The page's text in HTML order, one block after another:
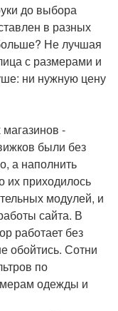
до выбора
в разных
Не лучшая
с размерами и
ни нужную цену
-
были без
а наполнить
их приходилось
модулей, и
сайта. В
работает без
обойтись. Сотни
по
одежды и